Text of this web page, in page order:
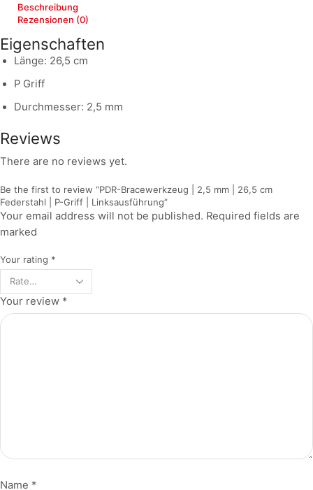
Beschreibung
Rezensionen (0)
Eigenschaften
Länge: 26,5 cm
P Griff
Durchmesser: 2,5 mm
Reviews
There are no reviews yet.
Be the first to review “PDR-Bracewerkzeug | 2,5 mm | 26,5 cm
Federstahl | P-Griff | Linksausführung”
Your email address will not be published. Required fields are
marked
Your rating *
Your review *
Name *